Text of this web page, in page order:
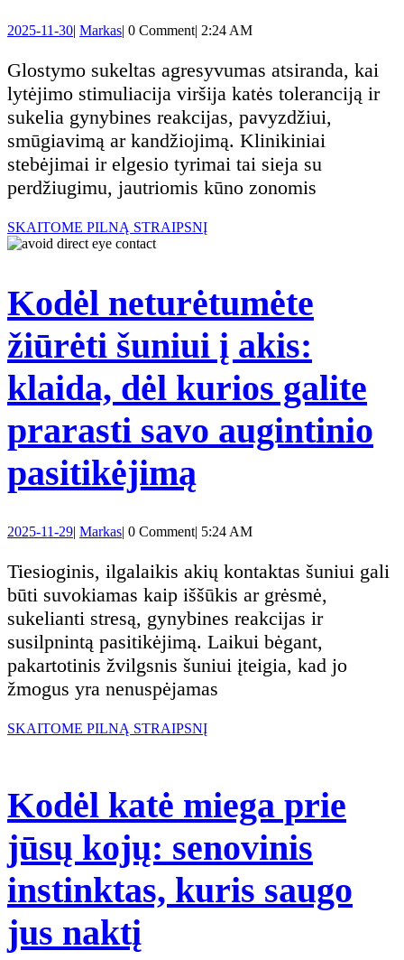
ir
pakeltos
2025-11-302025-
| MarkasMarkas
| 0 Comment| 2:24 AM
Glostymo sukeltas agresyvumas atsiranda, kai
lytėjimo stimuliacija viršija katės toleranciją ir
sukelia gynybines reakcijas, pavyzdžiui,
smūgiavimą ar kandžiojimą. Klinikiniai
stebėjimai ir elgesio tyrimai tai sieja su
perdžiugimu, jautriomis kūno zonomis
SKAITOME PILNĄ STRAIPSNĮSKAITOME
Kodėl neturėtumėte
žiūrėti šuniui į akis:
klaida, dėl kurios galite
prarasti savo augintinio
pasitikėjimąKodėl
žiūrėti
šuniui
į
akis:
klaida,
kurios
galite
prarasti
2025-11-292025-
29
| MarkasMarkas
| 0 Comment| 5:24 AM
Tiesioginis, ilgalaikis akių kontaktas šuniui gali
būti suvokiamas kaip iššūkis ar grėsmė,
sukelianti stresą, gynybines reakcijas ir
susilpnintą pasitikėjimą. Laikui bėgant,
pakartotinis žvilgsnis šuniui įteigia, kad jo
žmogus yra nenuspėjamas
SKAITOME PILNĄ STRAIPSNĮSKAITOME
Kodėl katė miega prie
jūsų kojų: senovinis
instinktas, kuris saugo
jus naktį